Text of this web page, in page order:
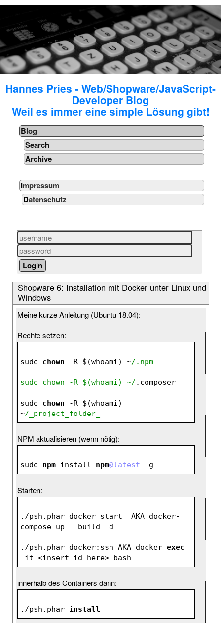
Hannes Pries - Web/Shopware/JavaScript-
Developer Blog
Weil es immer eine simple Lösung gibt!
Blog
Search
Archive
Impressum
Datenschutz
Shopware 6: Installation mit Docker unter Linux und
Windows
Meine kurze Anleitung (Ubuntu 18.04):
Rechte setzen:
sudo chown -R $(whoami) ~/.npm
sudo chown -R $(whoami) ~/ .composer
sudo chown -R $(whoami)
~/_project_folder_
NPM aktualisieren (wenn nötig):
sudo npm install npm@latest -g
Starten:
./psh.phar docker start  AKA docker-
compose up --build
-d
./psh.phar docker:ssh AKA docker exec
-it <insert_id_here> bash
innerhalb des Containers dann:
./psh.phar install